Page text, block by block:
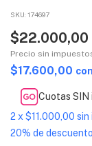
SKU: 174697
$22.000,00
Precio sin
$17.600,00 con
Cuotas SIN
2 x $11.000,00 sin
20% de descuento